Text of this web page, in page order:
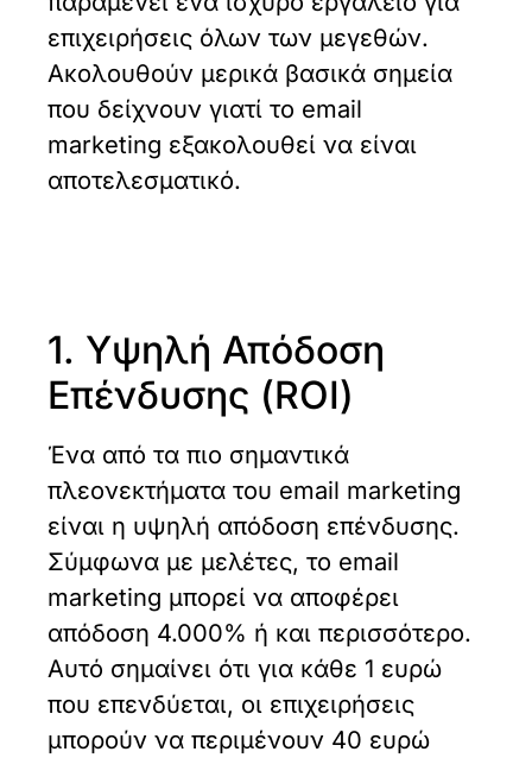
επιχειρήσεις όλων των μεγεθών.
Ακολουθούν μερικά βασικά σημεία
που δείχνουν γιατί το email
marketing εξακολουθεί να είναι
αποτελεσματικό.
1. Υψηλή Απόδοση
Επένδυσης (ROI)
Ένα από τα πιο σημαντικά
πλεονεκτήματα του email marketing
είναι η υψηλή απόδοση επένδυσης.
Σύμφωνα με μελέτες, το email
marketing μπορεί να αποφέρει
απόδοση 4.000% ή και περισσότερο.
Αυτό σημαίνει ότι για κάθε 1 ευρώ
που επενδύεται, οι επιχειρήσεις
μπορούν να περιμένουν 40 ευρώ